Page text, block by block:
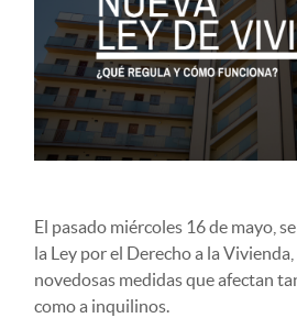
El pasado miércoles 16 de mayo,
la Ley por el Derecho a la
novedosas medidas que afectan
como a inquilinos.